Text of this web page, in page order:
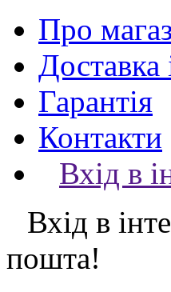
Про
Доставка
Гарантія
Контакти
Вхід в
Вхід в
пошта!